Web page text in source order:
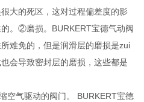
大的死区，这对过程偏差度的影
。②磨损。BURKERT宝德气动阀
难免的，但是润滑层的磨损是zui
会导致密封层的磨损，这些都是
空气驱动的阀门。 BURKERT宝德